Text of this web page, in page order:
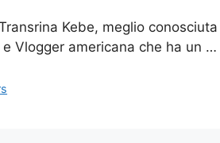
Kebe, meglio
Vlogger americana che ha un …